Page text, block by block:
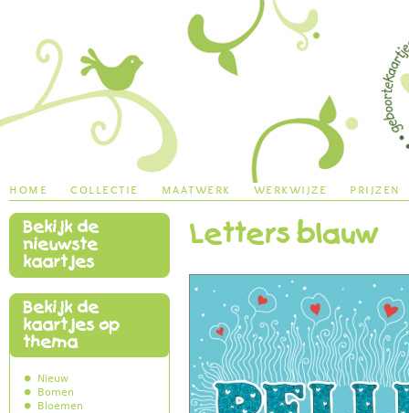
Letters blauw
main menu
home collectie maatwerk werkwijze prijzen
Bekijk de
nieuwste
kaartjes
Bekijk de
kaartjes op
thema
Nieuw
Bomen
Bloemen